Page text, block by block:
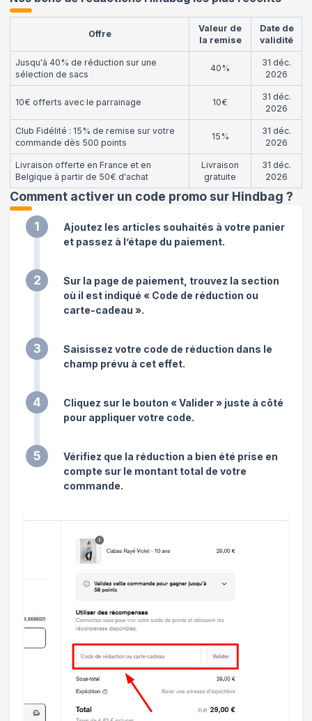
Offre
Valeur de
la remise
Date de
validité
Jusqu'à 40% de réduction sur une
sélection de sacs
40%
31 déc.
2026
10€ offerts avec le parrainage 10€
31 déc.
2026
Club Fidélité : 15% de remise sur votre
commande dès 500 points
15%
31 déc.
2026
Livraison offerte en France et en
Belgique à partir de 50€ d'achat
Livraison
gratuite
31 déc.
2026
Comment activer un code promo sur Hindbag ?
1
Ajoutez les articles souhaités à votre panier
et passez à l’étape du paiement.
2
Sur la page de paiement, trouvez la section
où il est indiqué « Code de réduction ou
carte-cadeau ».
3
Saisissez votre code de réduction dans le
champ prévu à cet effet.
4
Cliquez sur le bouton « Valider » juste à côté
pour appliquer votre code.
5
Vérifiez que la réduction a bien été prise en
compte sur le montant total de votre
commande.